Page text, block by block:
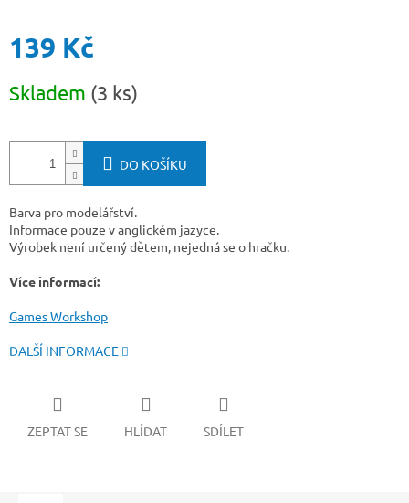
139 Kč
cena:
Skladem (3 ks)
DO KOŠÍKU
Barva pro modelářství.
Informace pouze v anglickém jazyce.
Výrobek není určený dětem, nejedná se o hračku.
Více informací:
Games Workshop
DALŠÍ INFORMACE
ZEPTAT SE HLÍDAT SDÍLET